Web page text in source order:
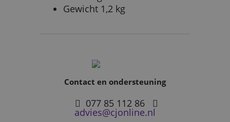
Gewicht 1,2 kg
Contact en ondersteuning
077 85 112 86
advies@cjonline.nl